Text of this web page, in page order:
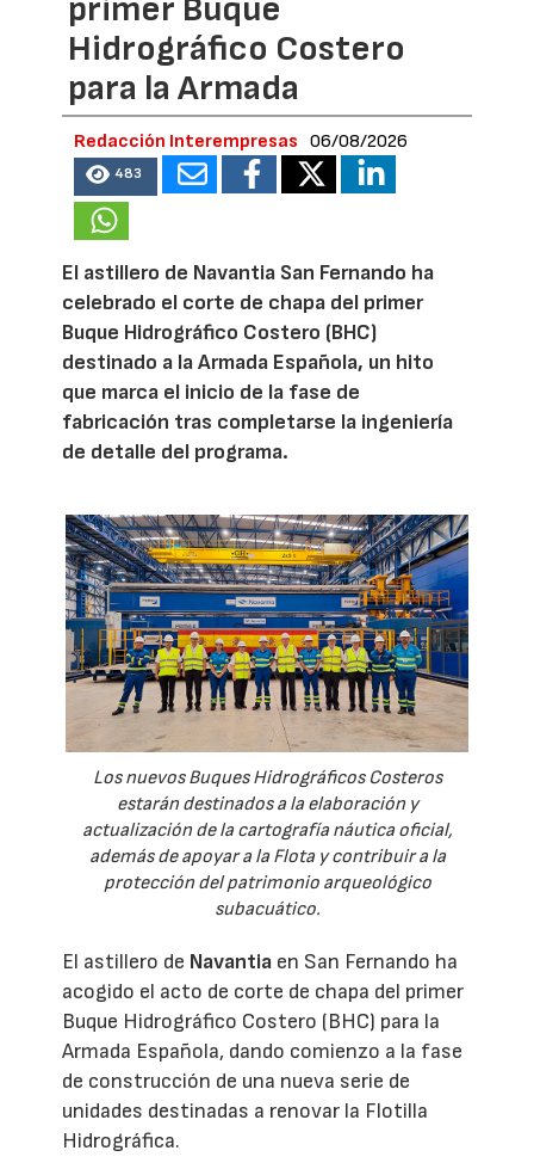
primer Buque
Hidrográfico Costero
para la Armada
Redacción Interempresas 06/08/2026
483
El astillero de Navantia San Fernando ha
celebrado el corte de chapa del primer
Buque Hidrográfico Costero (BHC)
destinado a la Armada Española, un hito
que marca el inicio de la fase de
fabricación tras completarse la ingeniería
de detalle del programa.
Los nuevos Buques Hidrográficos Costeros
estarán destinados a la elaboración y
actualización de la cartografía náutica oficial,
además de apoyar a la Flota y contribuir a la
protección del patrimonio arqueológico
subacuático.
El astillero de Navantia en San Fernando ha
acogido el acto de corte de chapa del primer
Buque Hidrográfico Costero (BHC) para la
Armada Española, dando comienzo a la fase
de construcción de una nueva serie de
unidades destinadas a renovar la Flotilla
Hidrográfica.